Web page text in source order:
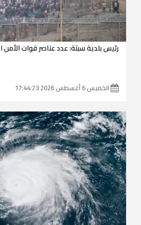
رئيس بلدية سبتة: عدد عناصر قوات
الخميس 6 أغسطس 2026 17:44:23